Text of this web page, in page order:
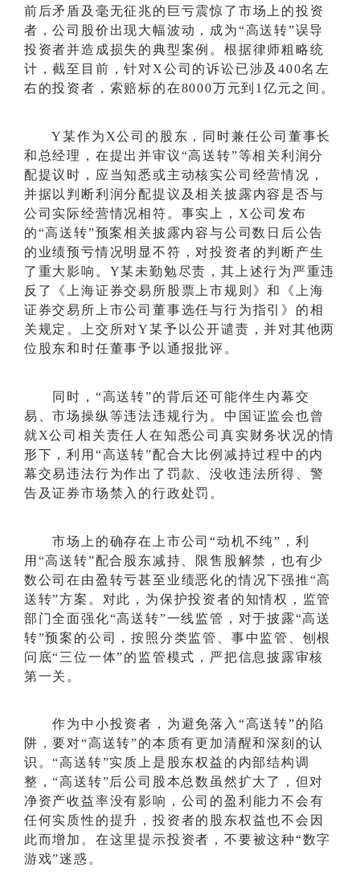
前后矛盾及毫无征兆的巨亏震惊了市场上的投资
者，公司股价出现大幅波动，成为“高送转”误导
投资者并造成损失的典型案例。根据律师粗略统
计，截至目前，针对X公司的诉讼已涉及400名左
右的投资者，索赔标的在8000万元到1亿元之间。
Y某作为X公司的股东，同时兼任公司董事长
和总经理，在提出并审议“高送转”等相关利润分
配提议时，应当知悉或主动核实公司经营情况，
并据以判断利润分配提议及相关披露内容是否与
公司实际经营情况相符。事实上，X公司发布
的“高送转”预案相关披露内容与公司数日后公告
的业绩预亏情况明显不符，对投资者的判断产生
了重大影响。Y某未勤勉尽责，其上述行为严重违
反了《上海证券交易所股票上市规则》和《上海
证券交易所上市公司董事选任与行为指引》的相
关规定。上交所对Y某予以公开谴责，并对其他两
位股东和时任董事予以通报批评。
同时， “高送转”的背后还可能伴生内幕交
易、市场操纵等违法违规行为。中国证监会也曾
就X公司相关责任人在知悉公司真实财务状况的情
形下，利用“高送转”配合大比例减持过程中的内
幕交易违法行为作出了罚款、没收违法所得、警
告及证券市场禁入的行政处罚。
市场上的确存在上市公司“动机不纯”，利
用“高送转”配合股东减持、限售股解禁，也有少
数公司在由盈转亏甚至业绩恶化的情况下强推“高
送转”方案。对此，为保护投资者的知情权，监管
部门全面强化“高送转”一线监管，对于披露“高送
转”预案的公司，按照分类监管、事中监管、刨根
问底“三位一体”的监管模式，严把信息披露审核
第一关。
作为中小投资者，为避免落入 “高送转”的陷
阱，要对“高送转”的本质有更加清醒和深刻的认
识。“高送转”实质上是股东权益的内部结构调
整，“高送转”后公司股本总数虽然扩大了，但对
净资产收益率没有影响，公司的盈利能力不会有
任何实质性的提升，投资者的股东权益也不会因
此而增加。在这里提示投资者，不要被这种“数字
游戏”迷惑。